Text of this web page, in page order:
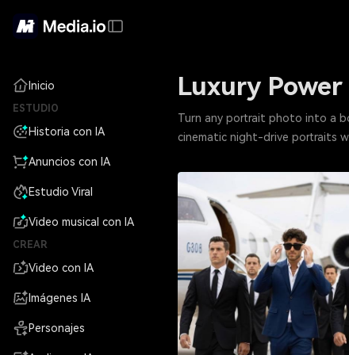
Inicio
ESTUDIO
Historia con IA
Anuncios con IA
Estudio Viral
Video musical con IA
CREAR
Video con IA
Imágenes IA
Personajes
Luxury
Turn any portrait photo into a
cinematic night-drive portraits